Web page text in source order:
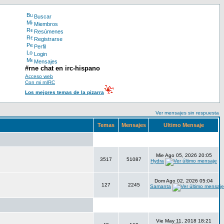
Buscar
Miembros
Resúmenes
Registrarse
Perfil
Login
Mensajes
#rne chat en irc-hispano
Acceso web
Con mi mIRC
Los mejores temas de la pizarra
Ver mensajes sin respuesta
Temas Mensajes Ultimo Mensaje
3517 51087
Mie Ago 05, 2026 20:05
Hydra
127 2245
Dom Ago 02, 2026 05:04
Samanta
Vie May 11, 2018 18:21